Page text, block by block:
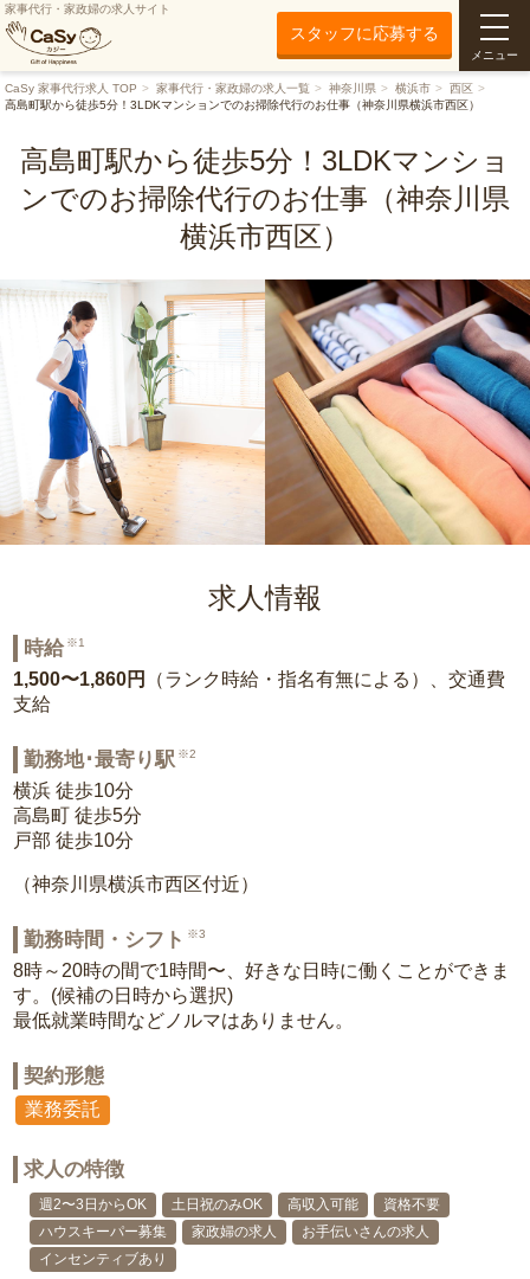
家事代行・家政婦の求人サイト
スタッフに応募する
メニュー
CaSy 家事代行求人 TOP 家事代行・家政婦の求人一覧 神奈川県 横浜市
西区
高島町駅から徒歩5分！3LDKマンションでのお掃除代行のお仕事（神奈川県横浜市西区）
高島町駅から徒歩5分！3LDKマンショ
ンでのお掃除代行のお仕事（神奈川県
横浜市西区）
求人情報
時給 ※1
1,500〜1,860円
（ランク時給・指名有無による）、交通費
支給
勤務地･最寄り駅 ※2
横浜 徒歩10分
高島町 徒歩5分
戸部 徒歩10分
（神奈川県横浜市西区付近）
勤務時間・シフト ※3
8時～20時の間で1時間〜、好きな日時に働くことができま
す。(候補の日時から選択)
最低就業時間などノルマはありません。
契約形態
業務委託
求人の特徴
週2〜3日からOK 土日祝のみOK 高収入可能
資格不要
ハウスキーパー募集
家政婦の求人
お手伝いさんの求人
インセンティブあり